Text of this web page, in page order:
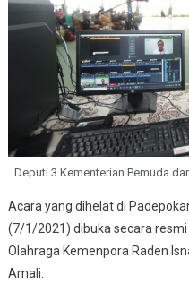
Deputi 3 Kementerian Pemuda
Acara yang dihelat di
(7/1/2021) dibuka secara
Olahraga Kemenpora Raden
Amali.